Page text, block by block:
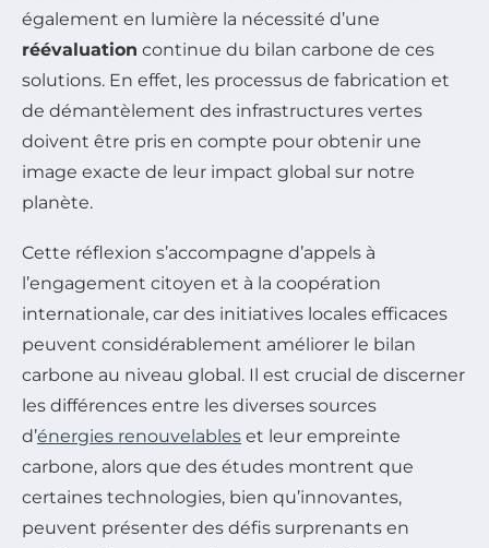
également en lumière la nécessité d’une
réévaluation continue du bilan carbone de ces
solutions. En effet, les processus de fabrication et
de démantèlement des infrastructures vertes
doivent être pris en compte pour obtenir une
image exacte de leur impact global sur notre
planète.
Cette réflexion s’accompagne d’appels à
l’engagement citoyen et à la coopération
internationale, car des initiatives locales efficaces
peuvent considérablement améliorer le bilan
carbone au niveau global. Il est crucial de discerner
les différences entre les diverses sources
d’énergies renouvelables et leur empreinte
carbone, alors que des études montrent que
certaines technologies, bien qu’innovantes,
peuvent présenter des défis surprenants en